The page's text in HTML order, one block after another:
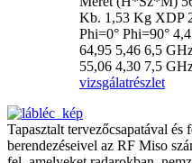
Kb. 1,53 Kg XDP
Phi=0° Phi=90°
64,95 5,46 6,5
55,06 4,30 7,5
vizsgálatrészlet
Tapasztalt tervezőcsapatával és
berendezéseivel az RF Miso